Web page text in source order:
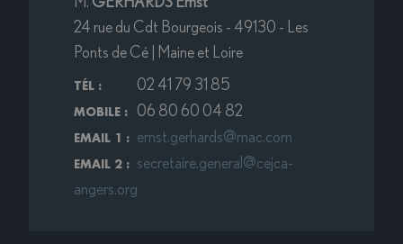
24 rue du Cdt Bourgeois - 49130 - Les
Ponts de Cé | Maine et Loire
TÉL : 02 41 79 31 85
MOBILE : 06 80 60 04 82
EMAIL 1 : ernst.gerhards@mac.com
EMAIL 2 :
secretaire.general@cejca-
angers.org